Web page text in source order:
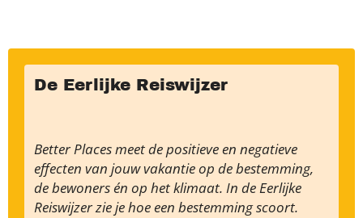
De Eerlijke Reiswijzer
Better Places meet de positieve en negatieve
effecten van jouw vakantie op de bestemming,
de bewoners én op het klimaat. In de Eerlijke
Reiswijzer zie je hoe een bestemming scoort.